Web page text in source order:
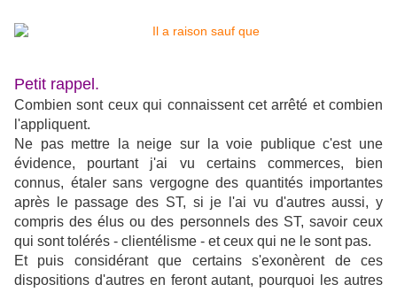
Petit rappel.
Combien sont ceux qui connaissent cet arrêté et combien
l'appliquent.
Ne pas mettre la neige sur la voie publique c'est une
évidence, pourtant j'ai vu certains commerces, bien
connus, étaler sans vergogne des quantités importantes
après le passage des ST, si je l'ai vu d'autres aussi, y
compris des élus ou des personnels des ST, savoir ceux
qui sont tolérés - clientélisme - et ceux qui ne le sont pas.
Et puis considérant que certains s'exonèrent de ces
dispositions d'autres en feront autant, pourquoi les autres